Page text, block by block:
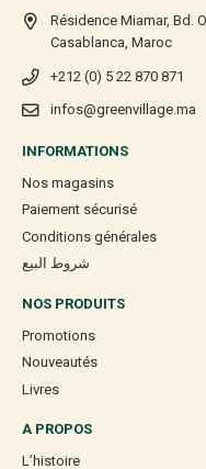
Résidence Miamar, Bd.
Casablanca, Maroc
+212 (0) 5 22 870 871
infos@greenvillage.ma
INFORMATIONS
Nos magasins
Paiement sécurisé
Conditions générales
شروط البيع
NOS PRODUITS
Promotions
Nouveautés
Livres
A PROPOS
L’histoire